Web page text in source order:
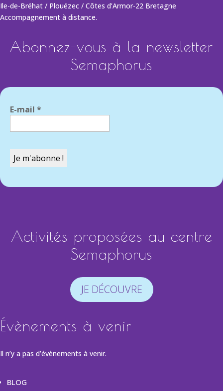
Ile-de-Bréhat / Plouézec / Côtes d’Armor-22 Bretagne
Accompagnement à distance.
Abonnez-vous à la newsletter
Semaphorus
E-mail *
Activités proposées au centre
Semaphorus
JE DÉCOUVRE
Évènements à venir
Il n’y a pas d’évènements à venir.
BLOG